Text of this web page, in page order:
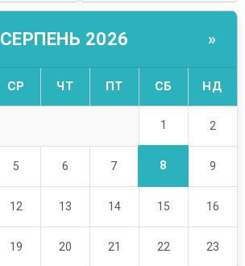
СЕРПЕНЬ 2026 »
СР ЧТ ПТ СБ НД
1 2
5 6 7 8 9
12 13 14 15 16
19 20 21 22 23